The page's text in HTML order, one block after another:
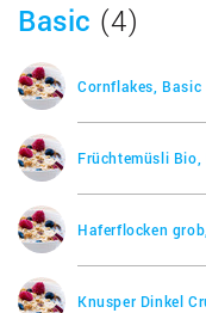
Mr. Reen's
Mr. Reen's
Mr. Reen's
Mr. Reen's
Basic (4)
Cornflakes, Basic
Früchtemüsli Bio,
Haferflocken
Knusper Dinkel